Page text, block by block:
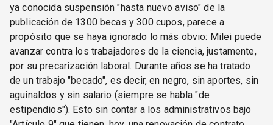
ya conocida suspensión "hasta nuevo aviso" de la
publicación de 1300 becas y 300 cupos, parece a
propósito que se haya ignorado lo más obvio: Milei puede
avanzar contra los trabajadores de la ciencia, justamente,
por su precarización laboral. Durante años se ha tratado
de un trabajo "becado", es decir, en negro, sin aportes, sin
aguinaldos y sin salario (siempre se habla "de
estipendios"). Esto sin contar a los administrativos bajo